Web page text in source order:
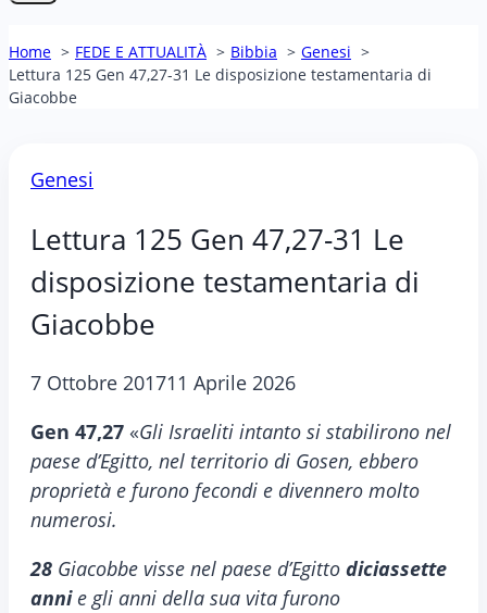
Home FEDE E ATTUALITÀ Bibbia
Genesi
Lettura 125 Gen 47,27-31 Le disposizione testamentaria di
Giacobbe
Genesi
Lettura 125 Gen 47,27-31 Le
disposizione testamentaria di
Giacobbe
7 Ottobre 201711 Aprile 2026
Gen 47,27 «Gli Israeliti intanto si stabilirono nel
paese d’Egitto, nel territorio di Gosen, ebbero
proprietà e furono fecondi e divennero molto
numerosi.
28 Giacobbe visse nel paese d’Egitto diciassette
annie gli anni della sua vita furono